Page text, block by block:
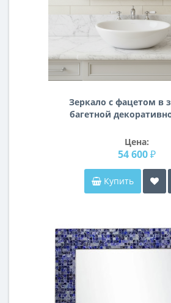
Зеркало с фацетом в
багетной
Цена:
54 600 ₽
Купить